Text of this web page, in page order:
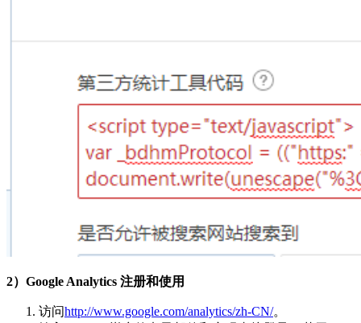
2）Google Analytics 注册和使用
访问http://www.google.com/analytics/zh-CN/。